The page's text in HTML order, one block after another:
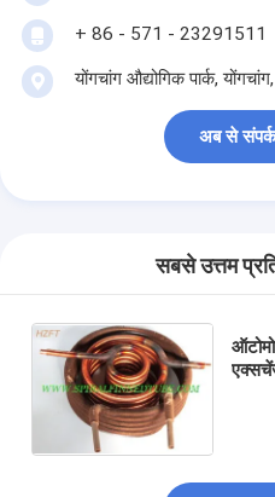
+ 86 - 571 - 23291511
योंगचांग औद्योगिक पार्क,
अब से
सबसे उत्तम